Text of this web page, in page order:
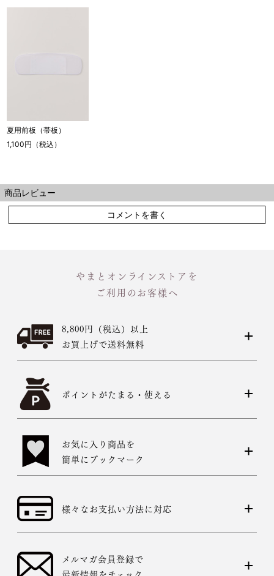
夏用前板（帯板）
1,100円（税込）
商品レビュー
コメントを書く
やまとオンラインストアを
ご利用のお客様へ
8,800円（税込）以上
お買上げで送料無料
ポイントがたまる・使える
お気に入り商品を
簡単にブックマーク
様々なお支払い方法に対応
メルマガ会員登録で
最新情報をチェック